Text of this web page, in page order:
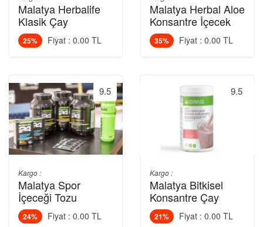
Malatya Herbalife
Klasik Çay
25% Fiyat : 0.00 TL
9.5
Kargo :
Malatya Spor
İçeceği Tozu
24% Fiyat : 0.00 TL
Malatya Herbal Aloe
Konsantre İçecek
35% Fiyat : 0.00 TL
9.5
Kargo :
Malatya Bitkisel
Konsantre Çay
21% Fiyat : 0.00 TL